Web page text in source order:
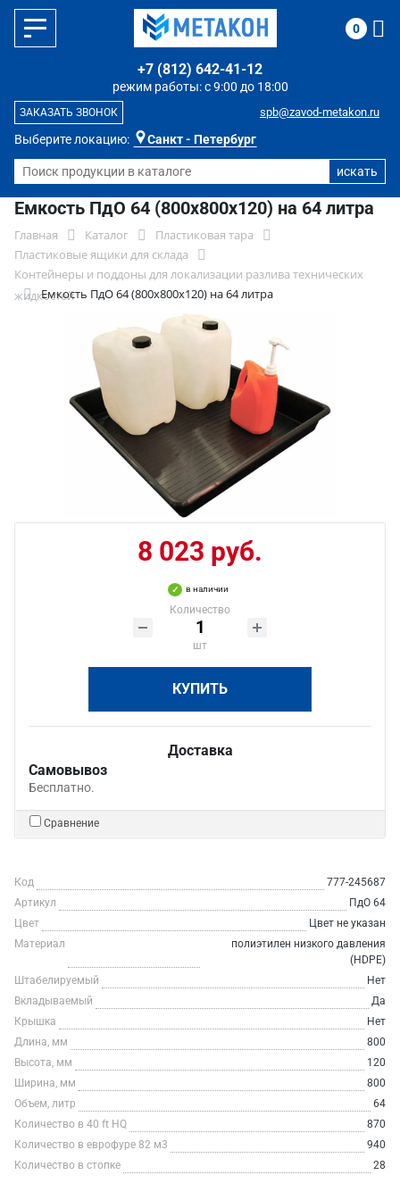
Выберите локацию: Санкт - Петербург
режим работы: с 9:00 до 18:00
+7 (812) 642-41-12
spb@zavod-metakon.ru
ЗАКАЗАТЬ ЗВОНОК
0
Емкость ПдО 64 (800х800х120) на 64 литра
Главная Каталог
Пластиковая тара
Пластиковые ящики для склада
Контейнеры и поддоны для локализации разлива технических
жидкостей
Емкость ПдО 64 (800х800х120) на 64 литра
8 023 руб.
в наличии
Количество
шт
КУПИТЬ
Доставка
Самовывоз
Бесплатно.
Сравнение
Код
777-245687
Артикул
ПдО 64
Цвет
Цвет не указан
Материал
полиэтилен низкого давления
(HDPE)
Штабелируемый
Нет
Вкладываемый
Да
Крышка
Нет
Длина, мм
800
Высота, мм
120
Ширина, мм
800
Объем, литр
64
Количество в 40 ft HQ
870
Количество в еврофуре 82 м3
940
Количество в стопке
28